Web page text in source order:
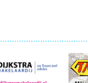
& jeugd